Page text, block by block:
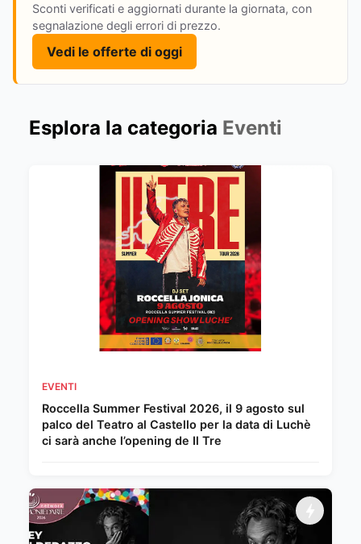
Sconti verificati e aggiornati durante la giornata, con
segnalazione degli errori di prezzo.
Vedi le offerte di oggi
Esplora la categoria Eventi
EVENTI
Roccella Summer Festival 2026, il 9 agosto sul
palco del Teatro al Castello per la data di Luchè
ci sarà anche l’opening de Il Tre